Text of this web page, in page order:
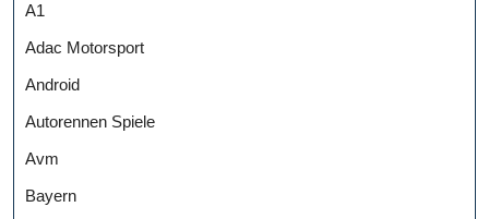
A1
Adac Motorsport
Android
Autorennen Spiele
Avm
Bayern